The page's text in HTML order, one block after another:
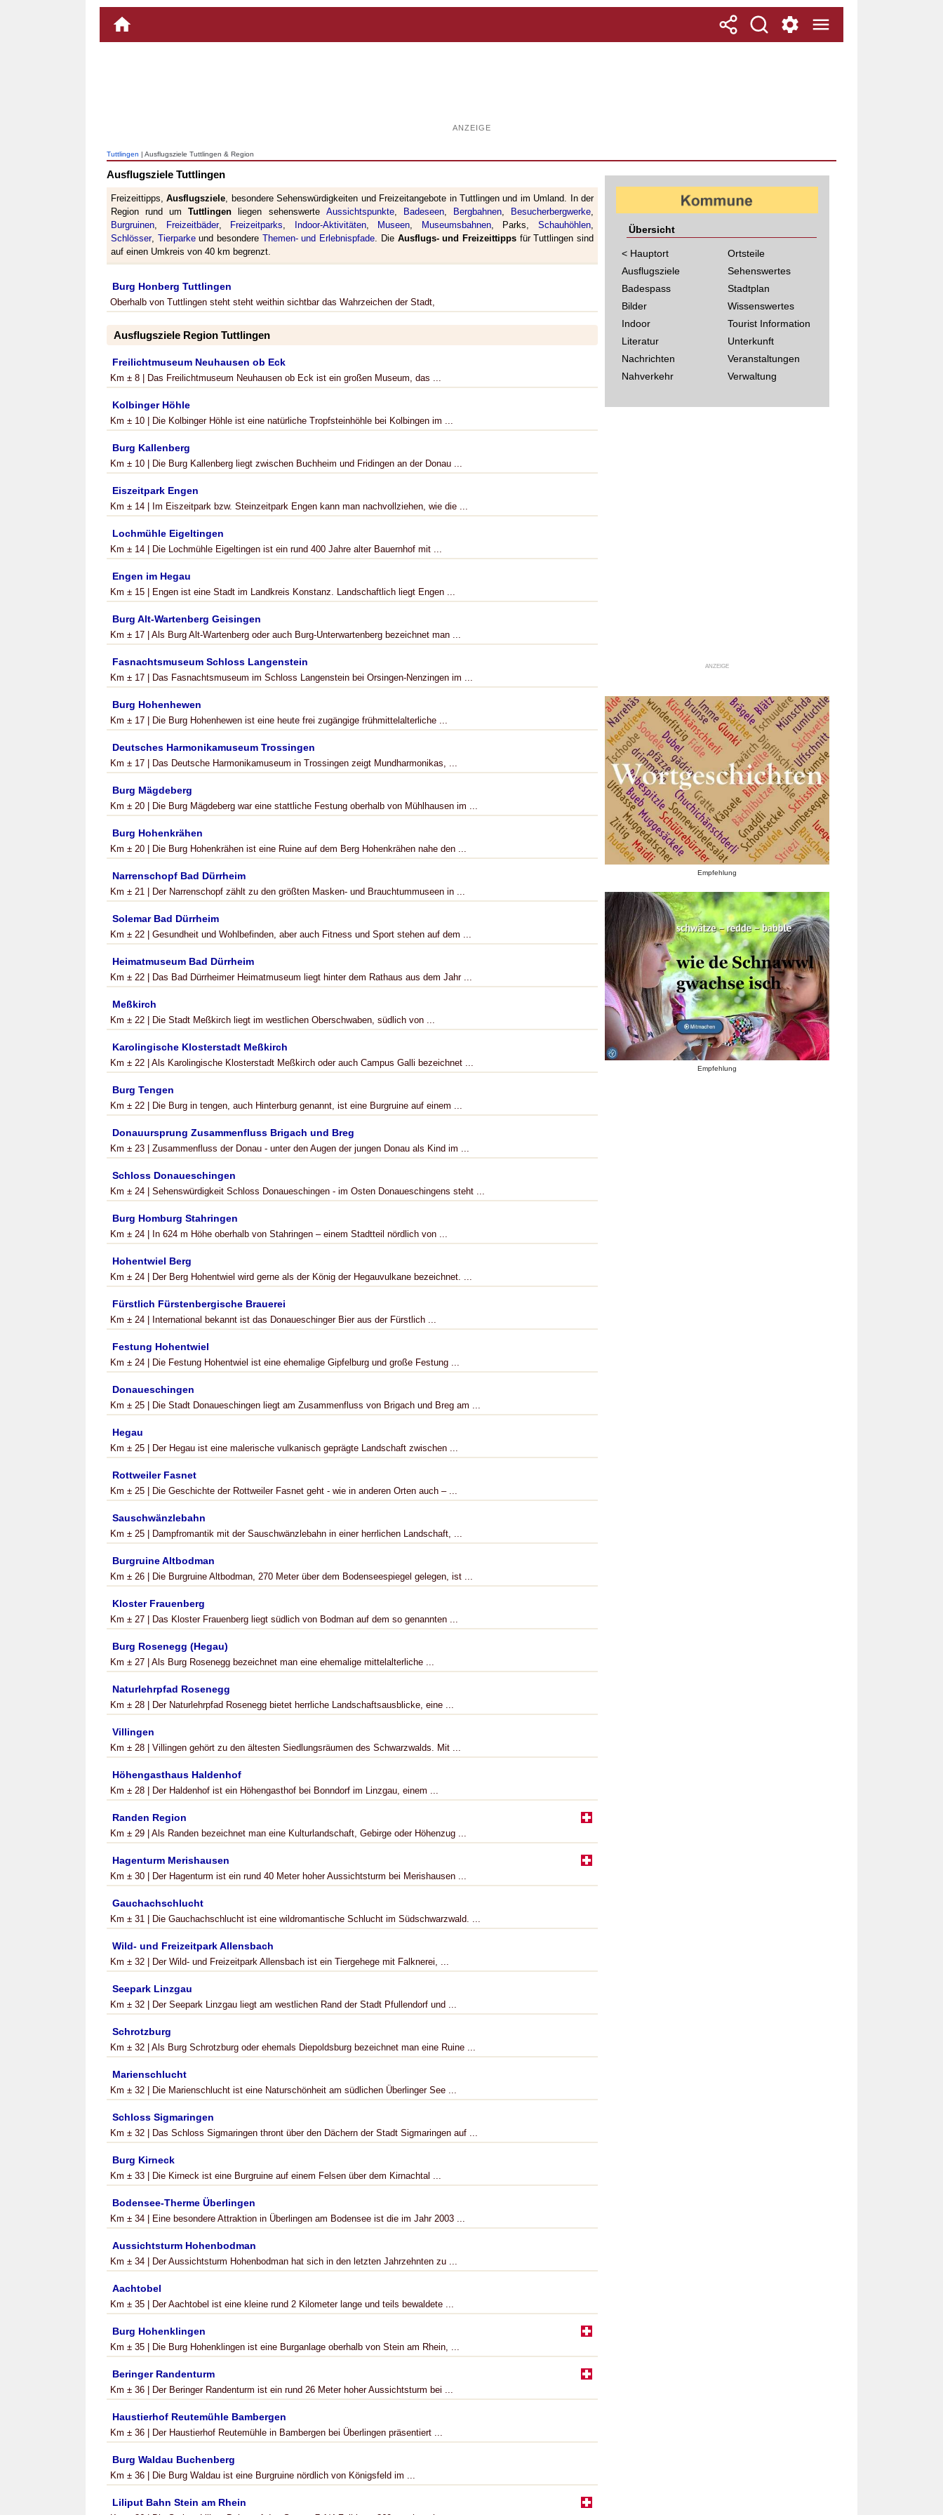
ANZEIGE
Tuttlingen | Ausflugsziele Tuttlingen & Region
Ausflugsziele Tuttlingen
Freizeittipps,Ausflugsziele, besondere Sehenswürdigkeiten und Freizeitangebote in Tuttlingen und im Umland. In der
Region rund umTuttlingen liegen sehenswerte Aussichtspunkte, Badeseen, Bergbahnen, Besucherbergwerke,
Burgruinen, Freizeitbäder, Freizeitparks, Indoor-Aktivitäten, Museen, Museumsbahnen, Parks,Schauhöhlen,
Schlösser, Tierparkeund besondere Themen- und Erlebnispfade. Die Ausflugs- und Freizeittippsfür Tuttlingen sind
auf einen Umkreis von 40 km begrenzt.
Burg Honberg Tuttlingen
Oberhalb von Tuttlingen steht steht weithin sichtbar das Wahrzeichen der Stadt,
Ausflugsziele Region Tuttlingen
Freilichtmuseum Neuhausen ob Eck
Km ± 8 | Das Freilichtmuseum Neuhausen ob Eck ist ein großen Museum, das ...
Kolbinger Höhle
Km ± 10 | Die Kolbinger Höhle ist eine natürliche Tropfsteinhöhle bei Kolbingen im ...
Burg Kallenberg
Km ± 10 | Die Burg Kallenberg liegt zwischen Buchheim und Fridingen an der Donau ...
Eiszeitpark Engen
Km ± 14 | Im Eiszeitpark bzw. Steinzeitpark Engen kann man nachvollziehen, wie die ...
Lochmühle Eigeltingen
Km ± 14 | Die Lochmühle Eigeltingen ist ein rund 400 Jahre alter Bauernhof mit ...
Engen im Hegau
Km ± 15 | Engen ist eine Stadt im Landkreis Konstanz. Landschaftlich liegt Engen ...
Burg Alt-Wartenberg Geisingen
Km ± 17 | Als Burg Alt-Wartenberg oder auch Burg-Unterwartenberg bezeichnet man ...
Fasnachtsmuseum Schloss Langenstein
Km ± 17 | Das Fasnachtsmuseum im Schloss Langenstein bei Orsingen-Nenzingen im ...
Burg Hohenhewen
Km ± 17 | Die Burg Hohenhewen ist eine heute frei zugängige frühmittelalterliche ...
Deutsches Harmonikamuseum Trossingen
Km ± 17 | Das Deutsche Harmonikamuseum in Trossingen zeigt Mundharmonikas, ...
Burg Mägdeberg
Km ± 20 | Die Burg Mägdeberg war eine stattliche Festung oberhalb von Mühlhausen im ...
Burg Hohenkrähen
Km ± 20 | Die Burg Hohenkrähen ist eine Ruine auf dem Berg Hohenkrähen nahe den ...
Narrenschopf Bad Dürrheim
Km ± 21 | Der Narrenschopf zählt zu den größten Masken- und Brauchtummuseen in ...
Solemar Bad Dürrheim
Km ± 22 | Gesundheit und Wohlbefinden, aber auch Fitness und Sport stehen auf dem ...
Heimatmuseum Bad Dürrheim
Km ± 22 | Das Bad Dürrheimer Heimatmuseum liegt hinter dem Rathaus aus dem Jahr ...
Meßkirch
Km ± 22 | Die Stadt Meßkirch liegt im westlichen Oberschwaben, südlich von ...
Karolingische Klosterstadt Meßkirch
Km ± 22 | Als Karolingische Klosterstadt Meßkirch oder auch Campus Galli bezeichnet ...
Burg Tengen
Km ± 22 | Die Burg in tengen, auch Hinterburg genannt, ist eine Burgruine auf einem ...
Donauursprung Zusammenfluss Brigach und Breg
Km ± 23 | Zusammenfluss der Donau - unter den Augen der jungen Donau als Kind im ...
Schloss Donaueschingen
Km ± 24 | Sehenswürdigkeit Schloss Donaueschingen - im Osten Donaueschingens steht ...
Burg Homburg Stahringen
Km ± 24 | In 624 m Höhe oberhalb von Stahringen – einem Stadtteil nördlich von ...
Hohentwiel Berg
Km ± 24 | Der Berg Hohentwiel wird gerne als der König der Hegauvulkane bezeichnet. ...
Fürstlich Fürstenbergische Brauerei
Km ± 24 | International bekannt ist das Donaueschinger Bier aus der Fürstlich ...
Festung Hohentwiel
Km ± 24 | Die Festung Hohentwiel ist eine ehemalige Gipfelburg und große Festung ...
Donaueschingen
Km ± 25 | Die Stadt Donaueschingen liegt am Zusammenfluss von Brigach und Breg am ...
Hegau
Km ± 25 | Der Hegau ist eine malerische vulkanisch geprägte Landschaft zwischen ...
Rottweiler Fasnet
Km ± 25 | Die Geschichte der Rottweiler Fasnet geht - wie in anderen Orten auch – ...
Sauschwänzlebahn
Km ± 25 | Dampfromantik mit der Sauschwänzlebahn in einer herrlichen Landschaft, ...
Burgruine Altbodman
Km ± 26 | Die Burgruine Altbodman, 270 Meter über dem Bodenseespiegel gelegen, ist ...
Kloster Frauenberg
Km ± 27 | Das Kloster Frauenberg liegt südlich von Bodman auf dem so genannten ...
Burg Rosenegg (Hegau)
Km ± 27 | Als Burg Rosenegg bezeichnet man eine ehemalige mittelalterliche ...
Naturlehrpfad Rosenegg
Km ± 28 | Der Naturlehrpfad Rosenegg bietet herrliche Landschaftsausblicke, eine ...
Villingen
Km ± 28 | Villingen gehört zu den ältesten Siedlungsräumen des Schwarzwalds. Mit ...
Höhengasthaus Haldenhof
Km ± 28 | Der Haldenhof ist ein Höhengasthof bei Bonndorf im Linzgau, einem ...
Randen Region
Km ± 29 | Als Randen bezeichnet man eine Kulturlandschaft, Gebirge oder Höhenzug ...
Hagenturm Merishausen
Km ± 30 | Der Hagenturm ist ein rund 40 Meter hoher Aussichtsturm bei Merishausen ...
Gauchachschlucht
Km ± 31 | Die Gauchachschlucht ist eine wildromantische Schlucht im Südschwarzwald. ...
Wild- und Freizeitpark Allensbach
Km ± 32 | Der Wild- und Freizeitpark Allensbach ist ein Tiergehege mit Falknerei, ...
Seepark Linzgau
Km ± 32 | Der Seepark Linzgau liegt am westlichen Rand der Stadt Pfullendorf und ...
Schrotzburg
Km ± 32 | Als Burg Schrotzburg oder ehemals Diepoldsburg bezeichnet man eine Ruine ...
Marienschlucht
Km ± 32 | Die Marienschlucht ist eine Naturschönheit am südlichen Überlinger See ...
Schloss Sigmaringen
Km ± 32 | Das Schloss Sigmaringen thront über den Dächern der Stadt Sigmaringen auf ...
Burg Kirneck
Km ± 33 | Die Kirneck ist eine Burgruine auf einem Felsen über dem Kirnachtal ...
Bodensee-Therme Überlingen
Km ± 34 | Eine besondere Attraktion in Überlingen am Bodensee ist die im Jahr 2003 ...
Aussichtsturm Hohenbodman
Km ± 34 | Der Aussichtsturm Hohenbodman hat sich in den letzten Jahrzehnten zu ...
Aachtobel
Km ± 35 | Der Aachtobel ist eine kleine rund 2 Kilometer lange und teils bewaldete ...
Burg Hohenklingen
Km ± 35 | Die Burg Hohenklingen ist eine Burganlage oberhalb von Stein am Rhein, ...
Beringer Randenturm
Km ± 36 | Der Beringer Randenturm ist ein rund 26 Meter hoher Aussichtsturm bei ...
Haustierhof Reutemühle Bambergen
Km ± 36 | Der Haustierhof Reutemühle in Bambergen bei Überlingen präsentiert ...
Burg Waldau Buchenberg
Km ± 36 | Die Burg Waldau ist eine Burgruine nördlich von Königsfeld im ...
Liliput Bahn Stein am Rhein
Übersicht
< Hauptort
Ausflugsziele
Badespass
Bilder
Indoor
Literatur
Nachrichten
Nahverkehr
Ortsteile
Sehenswertes
Stadtplan
Wissenswertes
Tourist Information
Unterkunft
Veranstaltungen
Verwaltung
ANZEIGE
Empfehlung
Empfehlung